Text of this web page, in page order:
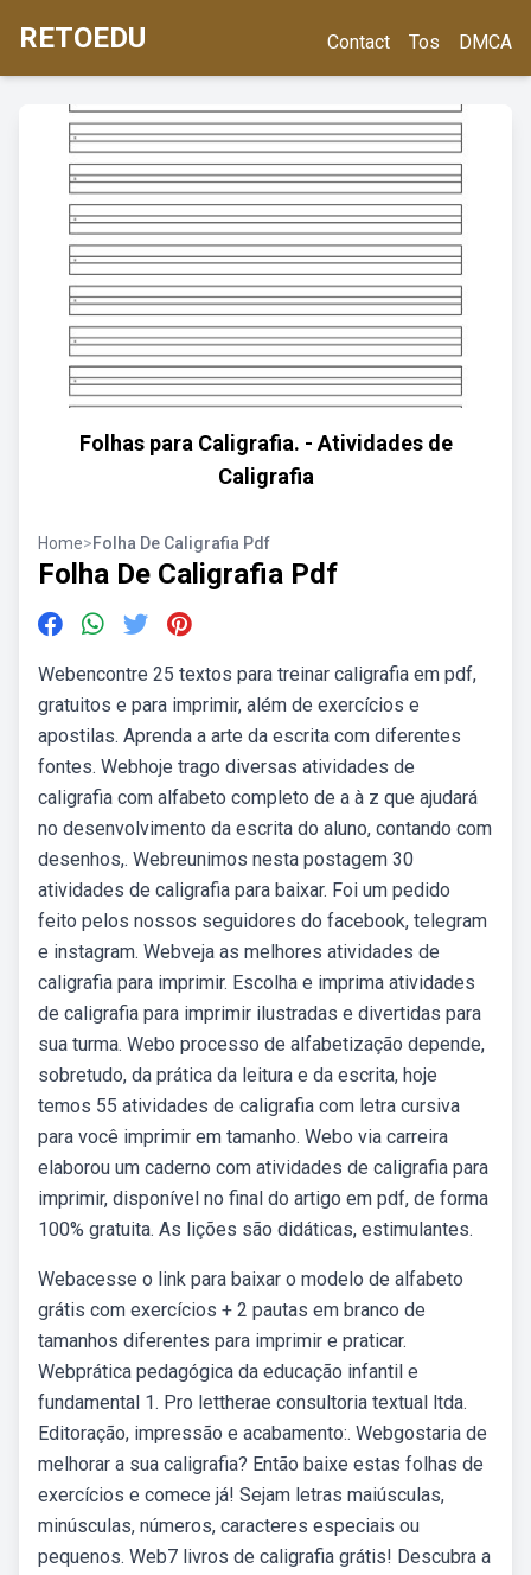
RETOEDU Contact Tos DMCA
Folhas para Caligrafia. - Atividades de
Caligrafia
Home>Folha De Caligrafia Pdf
Folha De Caligrafia Pdf
Webencontre 25 textos para treinar caligrafia em pdf,
gratuitos e para imprimir, além de exercícios e
apostilas. Aprenda a arte da escrita com diferentes
fontes. Webhoje trago diversas atividades de
caligrafia com alfabeto completo de a à z que ajudará
no desenvolvimento da escrita do aluno, contando com
desenhos,. Webreunimos nesta postagem 30
atividades de caligrafia para baixar. Foi um pedido
feito pelos nossos seguidores do facebook, telegram
e instagram. Webveja as melhores atividades de
caligrafia para imprimir. Escolha e imprima atividades
de caligrafia para imprimir ilustradas e divertidas para
sua turma. Webo processo de alfabetização depende,
sobretudo, da prática da leitura e da escrita, hoje
temos 55 atividades de caligrafia com letra cursiva
para você imprimir em tamanho. Webo via carreira
elaborou um caderno com atividades de caligrafia para
imprimir, disponível no final do artigo em pdf, de forma
100% gratuita. As lições são didáticas, estimulantes.
Webacesse o link para baixar o modelo de alfabeto
grátis com exercícios + 2 pautas em branco de
tamanhos diferentes para imprimir e praticar.
Webprática pedagógica da educação infantil e
fundamental 1. Pro lettherae consultoria textual ltda.
Editoração, impressão e acabamento:. Webgostaria de
melhorar a sua caligrafia? Então baixe estas folhas de
exercícios e comece já! Sejam letras maiúsculas,
minúsculas, números, caracteres especiais ou
pequenos. Web7 livros de caligrafia grátis! Descubra a